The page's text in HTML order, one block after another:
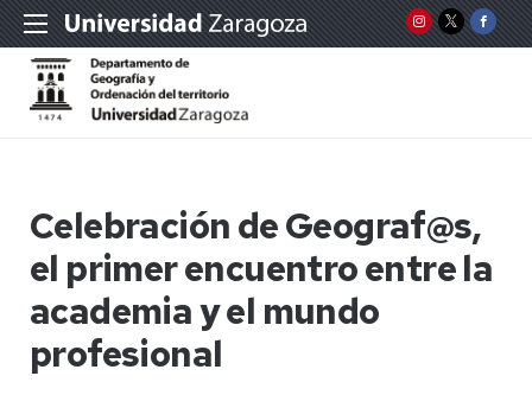
Celebración de Geograf@s,
el primer encuentro entre la
academia y el mundo
profesional